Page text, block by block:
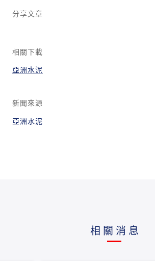
分享文章
相關下載
亞洲水泥
新聞來源
亞洲水泥
相關消息